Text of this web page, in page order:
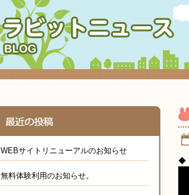
WEBサイトリニューアルのお知らせ
無料体験利用のお知らせ。
◆